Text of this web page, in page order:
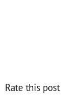
Rate this post